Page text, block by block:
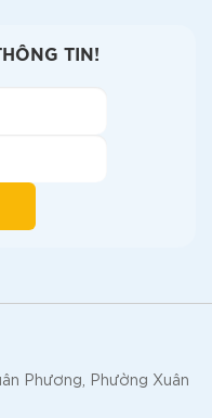
TIN!
Phương, Phường Xuân